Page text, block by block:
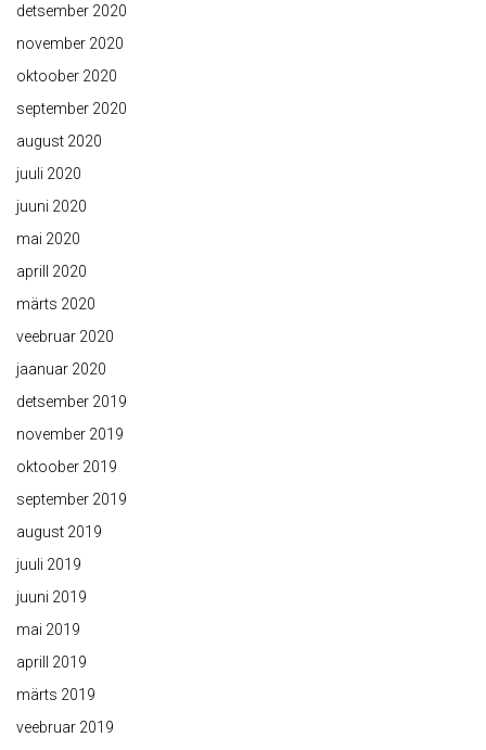
detsember 2020
november 2020
oktoober 2020
september 2020
august 2020
juuli 2020
juuni 2020
mai 2020
aprill 2020
märts 2020
veebruar 2020
jaanuar 2020
detsember 2019
november 2019
oktoober 2019
september 2019
august 2019
juuli 2019
juuni 2019
mai 2019
aprill 2019
märts 2019
veebruar 2019